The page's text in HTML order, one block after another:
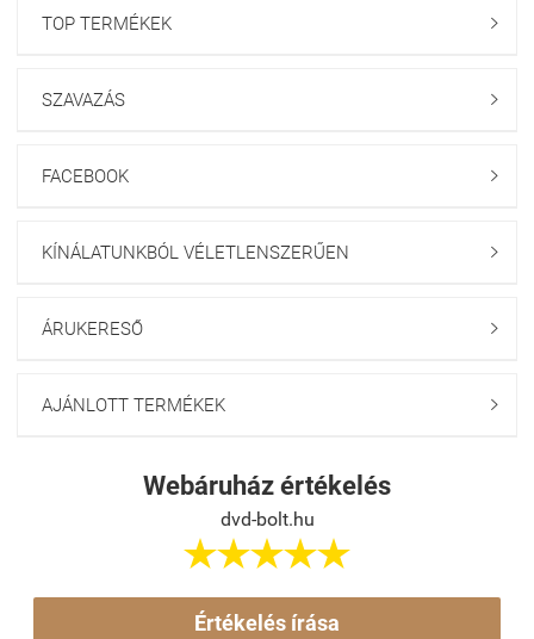
TOP TERMÉKEK 
SZAVAZÁS 
FACEBOOK 
KÍNÁLATUNKBÓL VÉLETLENSZERŰEN 
ÁRUKERESŐ 
AJÁNLOTT TERMÉKEK 
Webáruház értékelés
dvd-bolt.hu

Értékelés írása